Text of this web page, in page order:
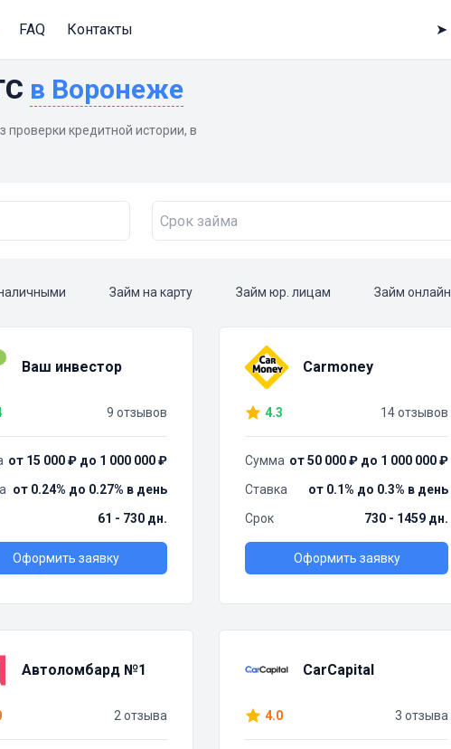
FAQ Контакты ➤
в Воронеже
проверки кредитной истории, в
Займ на карту Займ юр. лицам Займ онлайн
Ваш инвестор
9 отзывов
от 15 000 ₽ до 1 000 000 ₽
от 0.24% до 0.27% в день
61 - 730 дн.
Оформить заявку
Carmoney
4.3 14 отзывов
Сумма от 50 000 ₽ до 1 000 000 ₽
Ставка
от 0.1% до 0.3% в день
Срок
730 - 1459 дн.
Оформить заявку
Автоломбард №1
2 отзыва
CarCapital
4.0 3 отзыва